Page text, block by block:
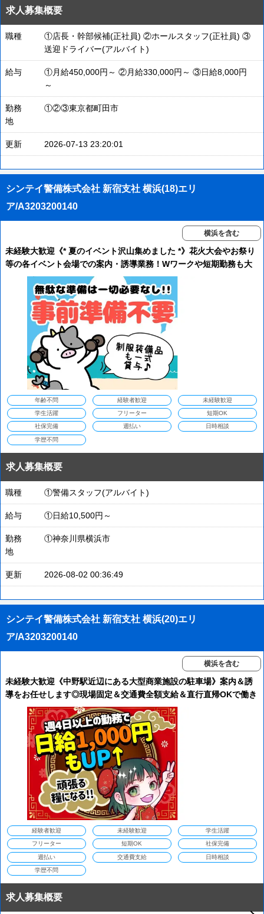
求人募集概要
職種
①店長・幹部候補(正社員) ②ホールスタッフ(正社員) ③
送迎ドライバー(アルバイト)
給与
①月給450,000円～ ②月給330,000円～ ③日給8,000円
～
勤務
地
①②③東京都町田市
更新 2026-07-13 23:20:01
シンテイ警備株式会社 新宿支社 横浜(18)エリ
ア/A3203200140
横浜を含む
未経験大歓迎《* 夏のイベント沢山集めました *》花火大会やお祭り
等の各イベント会場での案内・誘導業務！Wワークや短期勤務も大
歓迎！週払い＆交通費全額支給＆直行直帰OK＆早く終わっても全額
日給を保証！
年齢不問 経験者歓迎 未経験歓迎
学生活躍 フリーター 短期OK
社保完備 週払い 日時相談
学歴不問
求人募集概要
職種 ①警備スタッフ(アルバイト)
給与 ①日給10,500円～
勤務
地
①神奈川県横浜市
更新 2026-08-02 00:36:49
シンテイ警備株式会社 新宿支社 横浜(20)エリ
ア/A3203200140
横浜を含む
未経験大歓迎《中野駅近辺にある大型商業施設の駐車場》案内＆誘
導をお任せします◎現場固定＆交通費全額支給＆直行直帰OKで働き
やすい♪続けやすい♪週払いもOK！＼＼日給UP＆採用枠UPの今がチ
ャンス！／／
経験者歓迎 未経験歓迎 学生活躍
フリーター 短期OK 社保完備
週払い 交通費支給 日時相談
学歴不問
求人募集概要